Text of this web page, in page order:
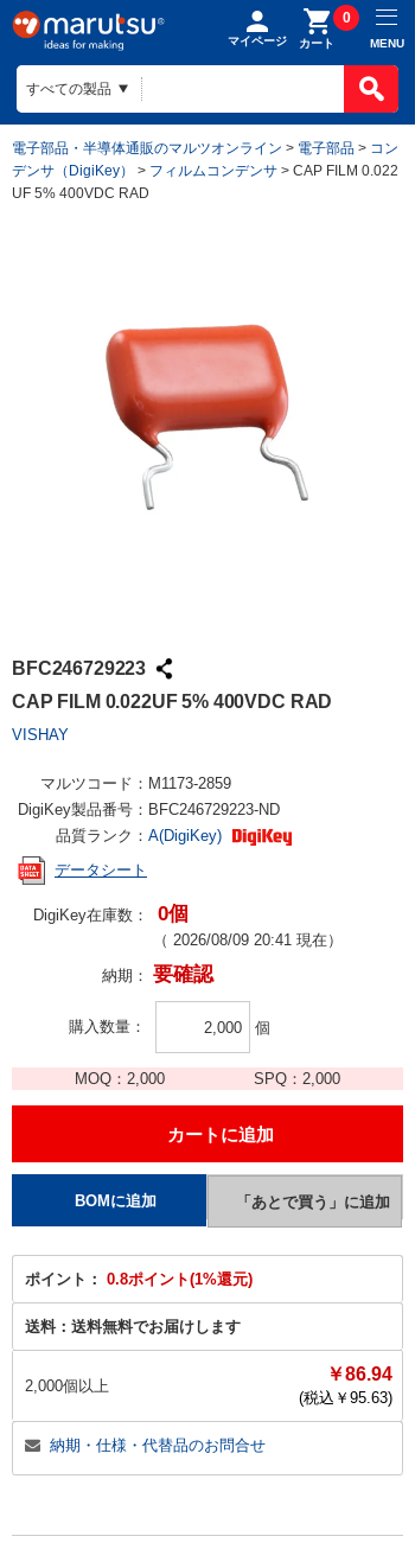
マイページ カート
0
MENU
電子部品・半導体通販のマルツオンライン > 電子部品 > コン
デンサ（DigiKey）
> フィルムコンデンサ > CAP FILM 0.022
UF 5% 400VDC RAD
BFC246729223
CAP FILM 0.022UF 5% 400VDC RAD
VISHAY
マルツコード： M1173-2859
DigiKey製品番号： BFC246729223-ND
品質ランク： A(DigiKey)
データシート
DigiKey在庫数： 0個
（ 2026/08/09 20:41 現在）
納期： 要確認
購入数量 個
MOQ： 2,000 SPQ：2,000
ポイント： 0.8ポイント(1%還元)
送料： 送料無料でお届けします
2,000個以上
￥86.94
(税込￥ 95.63)
納期・仕様・代替品のお問合せ